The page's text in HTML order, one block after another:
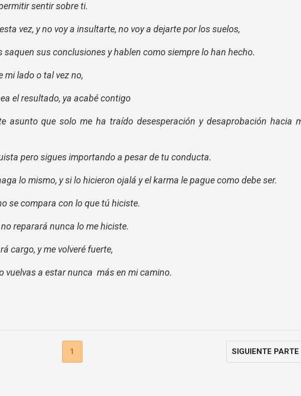
sentir sobre ti.
vez, y no voy a insultarte, no voy a dejarte por los suelos,
saquen sus conclusiones y hablen como siempre lo han hecho.
mi lado o tal vez no,
el resultado, ya acabé contigo
asunto que solo me ha traído desesperación y desaprobación hacia
pero sigues importando a pesar de tu conducta.
lo mismo, y si lo hicieron ojalá y el karma le pague como debe ser.
se compara con lo que tú hiciste.
reparará nunca lo me hiciste.
cargo, y me volveré fuerte,
vuelvas a estar nunca más en mi camino.
1 SIGUIENTE PARTE